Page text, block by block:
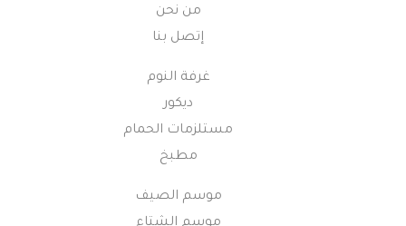
من نحن
إتصل بنا
غرفة النوم
ديكور
مستلزمات الحمام
مطبخ
موسم الصيف
موسم الشتاء